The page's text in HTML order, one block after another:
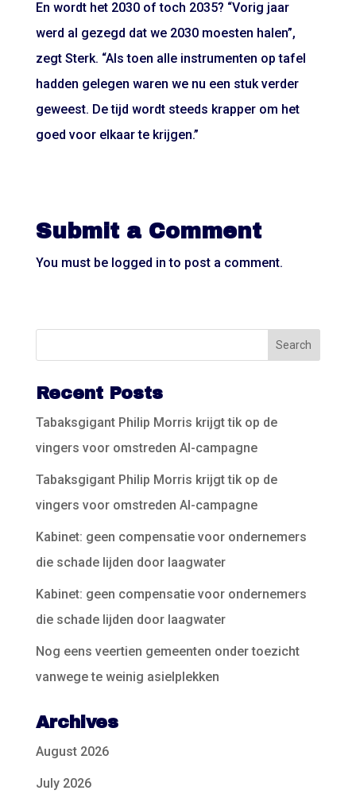
En wordt het 2030 of toch 2035? “Vorig jaar
werd al gezegd dat we 2030 moesten halen”,
zegt Sterk. “Als toen alle instrumenten op tafel
hadden gelegen waren we nu een stuk verder
geweest. De tijd wordt steeds krapper om het
goed voor elkaar te krijgen.”
Submit a Comment
You must be logged in to post a comment.
Recent Posts
Tabaksgigant Philip Morris krijgt tik op de
vingers voor omstreden AI-campagne
Tabaksgigant Philip Morris krijgt tik op de
vingers voor omstreden AI-campagne
Kabinet: geen compensatie voor ondernemers
die schade lijden door laagwater
Kabinet: geen compensatie voor ondernemers
die schade lijden door laagwater
Nog eens veertien gemeenten onder toezicht
vanwege te weinig asielplekken
Archives
August 2026
July 2026